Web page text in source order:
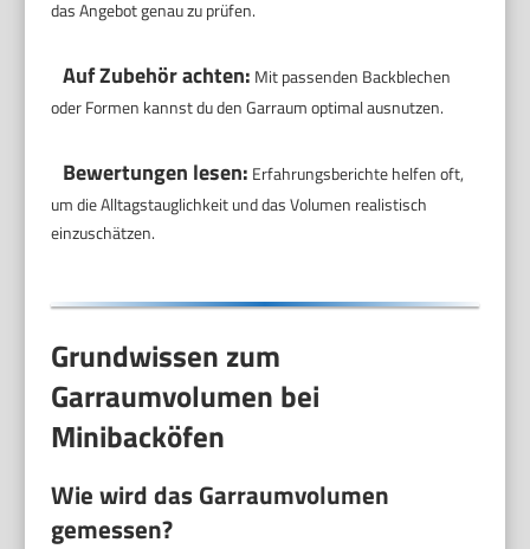
das Angebot genau zu prüfen.
Auf Zubehör achten: Mit passenden Backblechen
oder Formen kannst du den Garraum optimal ausnutzen.
Bewertungen lesen: Erfahrungsberichte helfen oft,
um die Alltagstauglichkeit und das Volumen realistisch
einzuschätzen.
Grundwissen zum
Garraumvolumen bei
Minibacköfen
Wie wird das Garraumvolumen
gemessen?